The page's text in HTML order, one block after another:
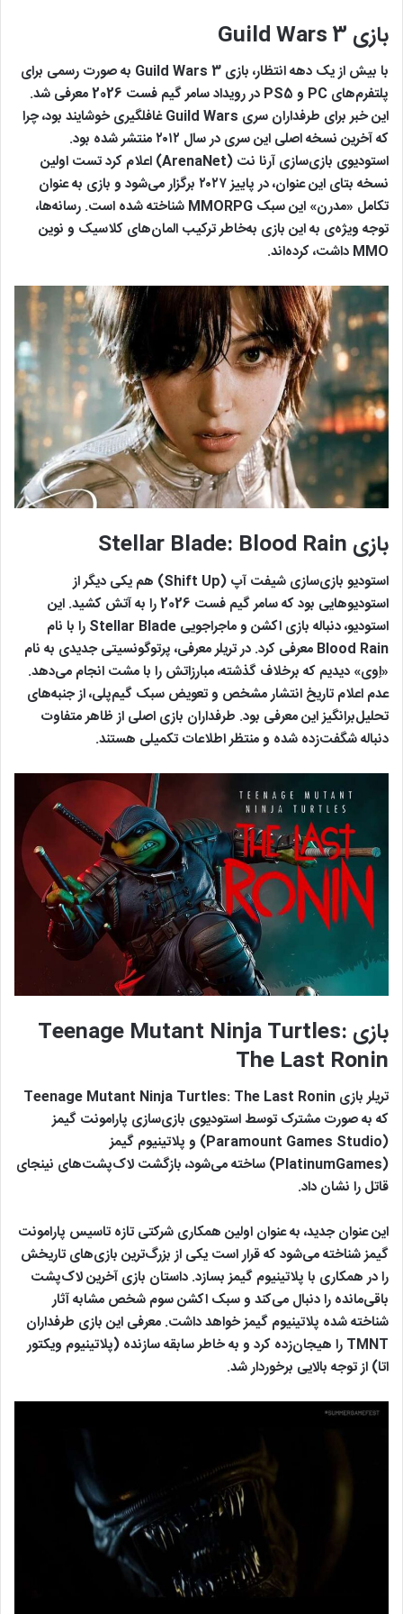
بازی Guild Wars 3
با بیش از یک دهه انتظار، بازی Guild Wars 3 به صورت رسمی برای
پلتفرم‌های PC و PS5 در رویداد سامر گیم فست 2026 معرفی شد.
این خبر برای طرفداران سری Guild Wars غافلگیری خوشایند بود، چرا
که آخرین نسخه اصلی این سری در سال ۲۰۱۲ منتشر شده بود.
استودیوی بازی‌سازی آرنا نت (ArenaNet) اعلام کرد تست اولین
نسخه بتای این عنوان، در پاییز ۲۰۲۷ برگزار می‌شود و بازی به عنوان
تکامل «مدرن» این سبک MMORPG شناخته شده است. رسانه‌ها،
توجه ویژه‌‌ی به این بازی به‌خاطر ترکیب المان‌های کلاسیک و نوین
MMO داشت، کرده‌اند.
بازی Stellar Blade: Blood Rain
استودیو بازی‌سازی شیفت آپ (Shift Up) هم یکی دیگر از
استودیوهایی بود که سامر گیم فست 2026 را به آتش کشید. این
استودیو، دنباله بازی اکشن و ماجراجویی Stellar Blade را با نام
Blood Rain معرفی کرد. در تریلر معرفی، پرتوگونسیتی جدیدی به نام
«اِوی» دیدیم که برخلاف گذشته، مبارزاتش را با مشت انجام می‌دهد.
عدم اعلام تاریخ انتشار مشخص و تعویض سبک گیم‌پلی، از جنبه‌های
تحلیل‌برانگیز این معرفی بود. طرفداران بازی اصلی از ظاهر متفاوت
دنباله شگفت‌زده شده و منتظر اطلاعات تکمیلی هستند.
بازی Teenage Mutant Ninja Turtles:
The Last Ronin
تریلر بازی Teenage Mutant Ninja Turtles: The Last Ronin
که به صورت مشترک توسط استودیوی بازی‌سازی پارامونت گیمز
(Paramount Games Studio) و پلاتینیوم گیمز
(PlatinumGames) ساخته می‌شود، بازگشت لاک‌پشت‌های نینجای
قاتل را نشان داد.
این عنوان جدید، به عنوان اولین همکاری شرکتی تازه تاسیس پارامونت
گیمز شناخته می‌شود که قرار است یکی از بزرگ‌ترین بازی‌های تاریخش
را در همکاری با پلاتینیوم گیمز بسازد. داستان بازی آخرین لاک‌پشت
باقی‌مانده را دنبال می‌کند و سبک اکشن سوم شخص مشابه آثار
شناخته شده پلاتینیوم گیمز خواهد داشت. معرفی این بازی طرفداران
TMNT را هیجان‌زده کرد و به خاطر سابقه سازنده (پلاتینیوم ویکتور
اتا) از توجه بالایی برخوردار شد.